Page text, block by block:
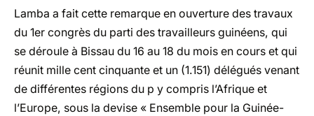
Lamba a fait cette remarque en ouverture des travaux
du 1er congrès du parti des travailleurs guinéens, qui
se déroule à Bissau du 16 au 18 du mois en cours et qui
réunit mille cent cinquante et un (1.151) délégués venant
de différentes régions du p y compris l’Afrique et
l’Europe, sous la devise « Ensemble pour la Guinée-